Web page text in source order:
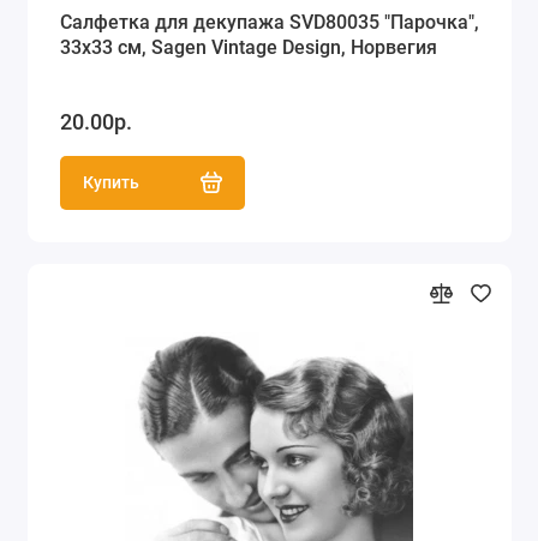
Салфетка для декупажа SVD80035 "Парочка",
33х33 см, Sagen Vintage Design, Норвегия
20.00р.
Купить